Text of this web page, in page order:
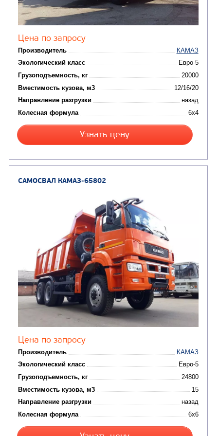
от 5 100 000₽
Производитель
Экологический класс
Грузоподъемность, кг
Направление разгрузки
Колесная формула
Заказать
Кредит/Лизинг
САМОСВАЛ КАМАЗ-6520 В НАЛИЧИИ